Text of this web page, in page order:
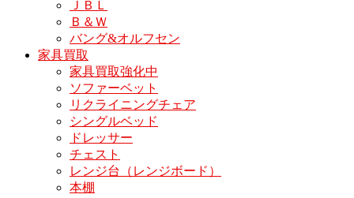
ＪＢＬ
Ｂ＆Ｗ
バング&オルフセン
家具買取
家具買取強化中
ソファーベット
リクライニングチェア
シングルベッド
ドレッサー
チェスト
レンジ台（レンジボード）
本棚